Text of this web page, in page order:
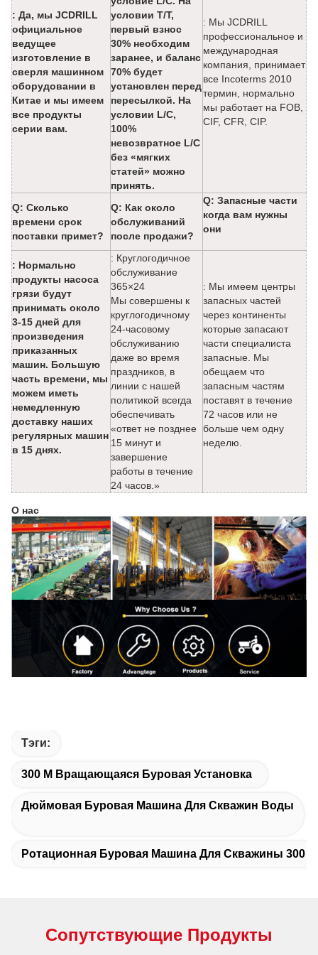
: Да, мы JCDRILL
официальное
ведущее
изготовление в
сверля машинном
оборудовании в
Китае и мы имеем
все продукты
серии вам.
условии T/T,
первый взнос
30% необходим
заранее, и баланс
70% будет
установлен перед
пересылкой. На
условии L/C,
100%
невозвратное L/C
без «мягких
статей» можно
принять.
: Мы JCDRILL
профессиональное и
международная
компания, принимает
все Incoterms 2010
термин, нормально
мы работает на FOB,
CIF, CFR, CIP.
Q: Сколько
времени срок
поставки примет?
Q: Как около
обслуживаний
после продажи?
Q: Запасные части
когда вам нужны
они
: Нормально
продукты насоса
грязи будут
принимать около
3-15 дней для
произведения
приказанных
машин. Большую
часть времени, мы
можем иметь
немедленную
доставку наших
регулярных машин
в 15 днях.
: Круглогодичное
обслуживание
365×24
Мы совершены к
круглогодичному
24-часовому
обслуживанию
даже во время
праздников, в
линии с нашей
политикой всегда
обеспечивать
«ответ не позднее
15 минут и
завершение
работы в течение
24 часов.»
: Мы имеем центры
запасных частей
через континенты
которые запасают
части специалиста
запасные. Мы
обещаем что
запасным частям
поставят в течение
72 часов или не
больше чем одну
неделю.
О нас
Тэги:
300 М Вращающаяся Буровая Установка
Дюймовая Буровая Машина Для Скважин Воды
Ротационная Буровая Машина Для Скважины 300 М
Сопутствующие Продукты